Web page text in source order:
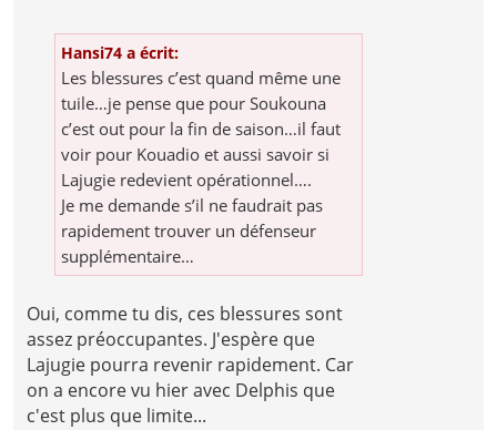
Hansi74 a écrit:
Les blessures c’est quand même une
tuile…je pense que pour Soukouna
c’est out pour la fin de saison…il faut
voir pour Kouadio et aussi savoir si
Lajugie redevient opérationnel….
Je me demande s’il ne faudrait pas
rapidement trouver un défenseur
supplémentaire…
Oui, comme tu dis, ces blessures sont
assez préoccupantes. J'espère que
Lajugie pourra revenir rapidement. Car
on a encore vu hier avec Delphis que
c'est plus que limite...